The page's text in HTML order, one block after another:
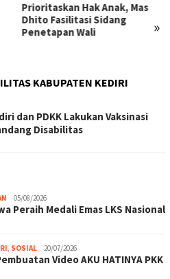
»
Prioritaskan Hak Anak, Mas
Dhito Fasilitasi Sidang
Penetapan Wali
KABUPATEN KEDIRI
dan PDKK Lakukan Vaksinasi
Disabilitas
05/08/2026
Peraih Medali Emas LKS Nasional
, SOSIAL 20/07/2026
Video AKU HATINYA PKK